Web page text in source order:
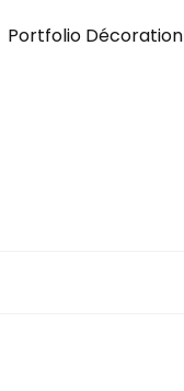
Portfolio Décoration